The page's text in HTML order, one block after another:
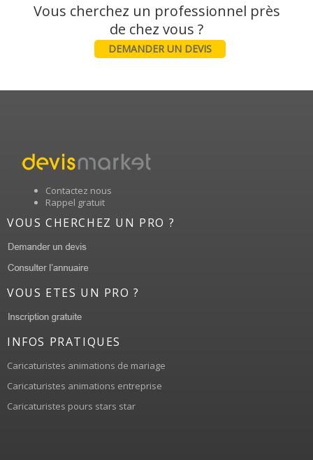
Vous cherchez un professionnel près
DEMANDER UN DEVIS
Contactez nous
Rappel gratuit
VOUS CHERCHEZ UN PRO ?
VOUS ETES UN PRO ?
INFOS PRATIQUES
Caricaturistes animations de mariage
Caricaturistes animations entreprise
Caricaturistes pours stars star